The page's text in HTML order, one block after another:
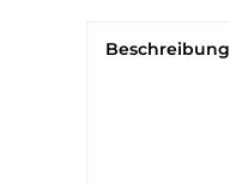
Beschreibung